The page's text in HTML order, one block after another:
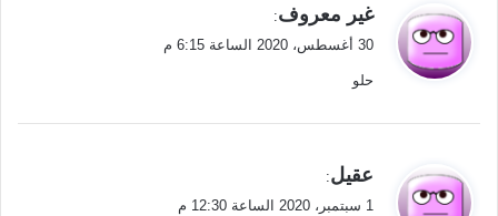
ي
ق
ل
غير معروف:
30 أغسطس، 2020 الساعة 6:15 م
حلو
ي
ق
عقيل:
1 سبتمبر، 2020 الساعة 12:30 م